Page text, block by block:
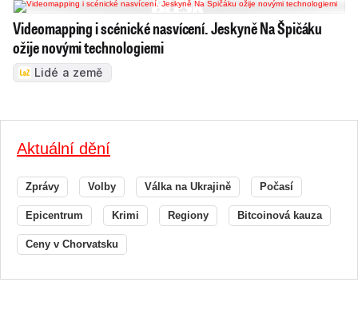
Videomapping i scénické nasvícení. Jeskyně Na Špičáku
ožije novými technologiemi
Lidé a země
Aktuální dění
Zprávy Volby Válka na Ukrajině Počasí
Epicentrum Krimi Regiony Bitcoinová kauza
Ceny v Chorvatsku